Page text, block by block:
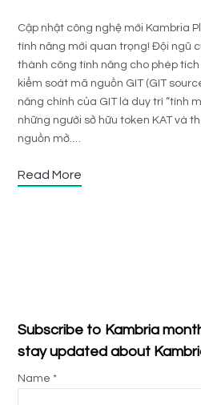
Cập nhật công nghệ mới Kambria
tính năng mới quan trọng! Đội ngũ
thành công tính năng cho phép
kiểm soát mã nguồn GIT (GIT
năng chính của GIT là duy trì “tính
những người sở hữu token KAT và
nguồn mở.…
Read More
Subscribe to Kambria
stay updated about
Name *